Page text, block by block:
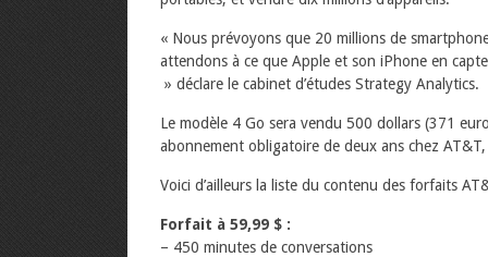
« Nous prévoyons que 20 millions de
attendons à ce que Apple et son iPhone en
» déclare le cabinet d’études Strategy Analytics.
Le modèle 4 Go sera vendu 500 dollars (371
abonnement obligatoire de deux ans chez
Voici d’ailleurs la liste du contenu des forfaits
Forfait à 59,99 $ :
– 450 minutes de conversations